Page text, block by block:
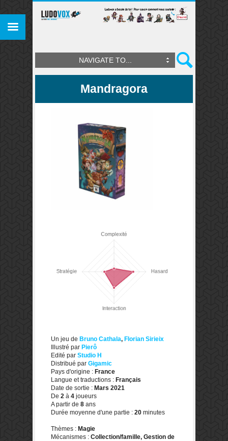
NAVIGATE TO...
Mandragora
Un jeu de Bruno Cathala, Florian Sirieix
Illustré par Pierô
Edité par Studio H
Distribué par Gigamic
Pays d'origine : France
Langue et traductions : Français
Date de sortie : Mars 2021
De 2 à 4 joueurs
A partir de 8 ans
Durée moyenne d'une partie : 20 minutes
Thèmes : Magie
Mécanismes : Collection/famille, Gestion de